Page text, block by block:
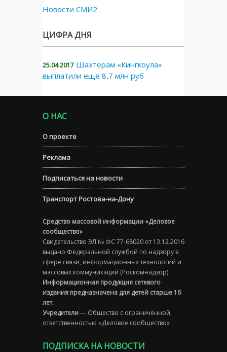
Новости СМИ2
ЦИФРА ДНЯ
25.04.2017 Шахтерам «Кингкоула»
выплатили еще 8,7 млн руб
О НАС
О проекте
Реклама
Подписаться на новости
Транспорт Ростова-на-Дону
Средство массовой информации «Деловое
сообщество»
Свидетельство ЭЛ № ФС 77-68020 от 13.12.2016
выдано Федеральной службой по надзору в
сфере связи, информационных технологий и
массовых коммуникаций (Роскомнадзор)
Информационная продукция сетевого
издания предназначена для детей старше 16
лет.
Учредители— Общество с ограниченной
ответственностью «Деловое сообщество»
ПОДПИСКА НА НОВОСТИ